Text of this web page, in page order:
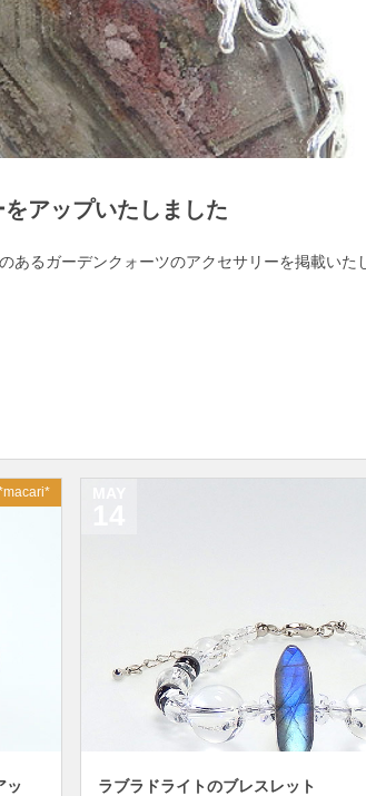
アップいたしました
あるガーデンクォーツのアクセサリーを掲載いた
ッ
ラブラドライトのブレスレット